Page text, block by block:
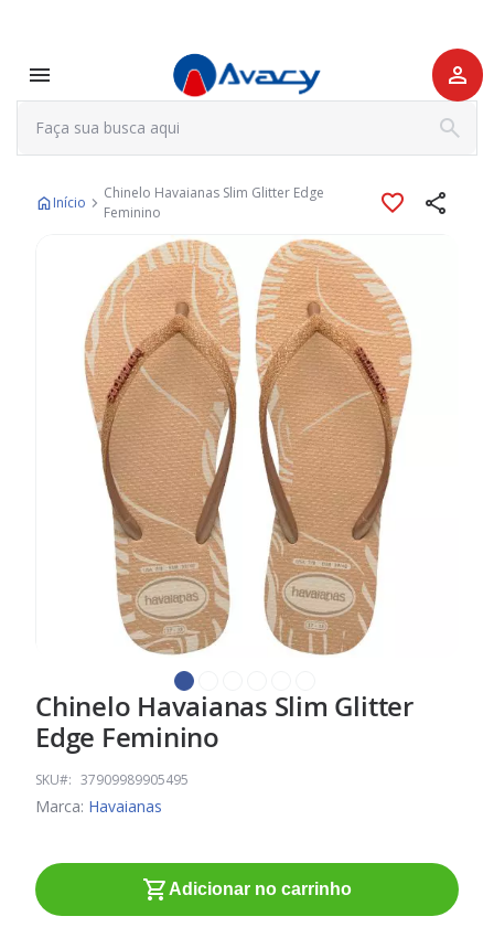
Início
Chinelo Havaianas Slim Glitter Edge
Feminino
imagens
Saltar
para
o
início
da
imagens
Chinelo Havaianas Slim Glitter
Edge Feminino
SKU 37909989905495
Marca: Havaianas
Adicionar no carrinho